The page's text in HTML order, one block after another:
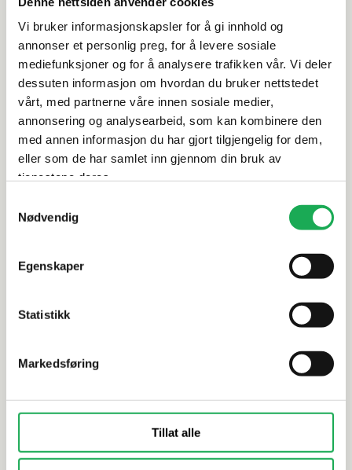
Vi bruker informasjonskapsler for å gi innhold og
annonser et personlig preg, for å levere sosiale
mediefunksjoner og for å analysere trafikken vår. Vi deler
dessuten informasjon om hvordan du bruker nettstedet
vårt, med partnerne våre innen sosiale medier,
annonsering og analysearbeid, som kan kombinere den
med annen informasjon du har gjort tilgjengelig for dem,
eller som de har samlet inn gjennom din bruk av
tjenestene deres.
Nødvendig
Egenskaper
Statistikk
Markedsføring
Tillat alle
Spesifikasjoner
Leveringsinformasjon
Alternative produkter
To-greps Dusjbatteri FBLV 168
Brushed
TAPWELL